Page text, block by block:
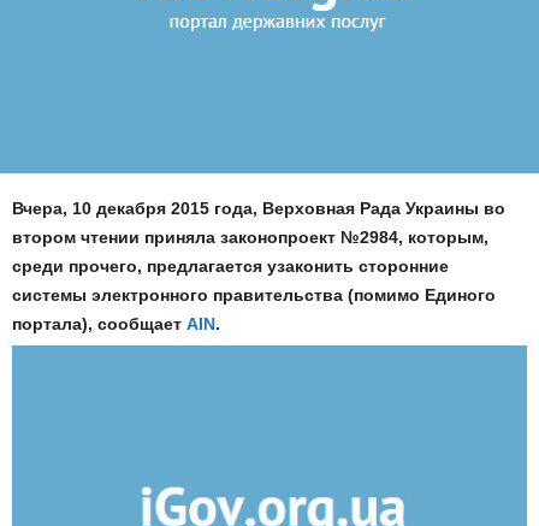
Вчера, 10 декабря 2015 года, Верховная Рада Украины во
втором чтении приняла законопроект №2984, которым,
среди прочего, предлагается узаконить сторонние
системы электронного правительства (помимо Единого
портала), сообщает AIN.